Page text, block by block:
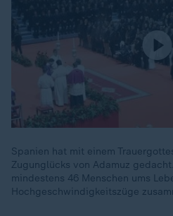
Spanien hat mit einem
Zugunglücks von Adamuz
mindestens 46 Menschen ums
Hochgeschwindigkeitszüge